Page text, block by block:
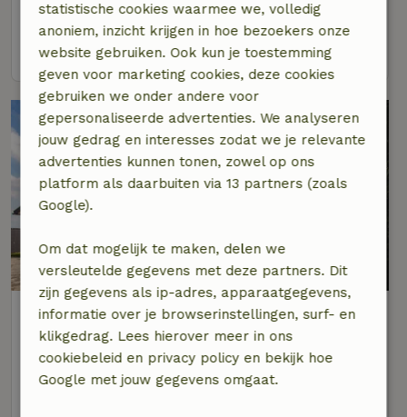
2 personen1 slaapkamer
bekijk
Natuurhuisje in Montfoort
Op 7 km afstand van Woerden
8,3/10
12 personen6 slaapkamers
statistische cookies waarmee we, volledig
anoniem, inzicht krijgen in hoe bezoekers onze
website gebruiken. Ook kun je toestemming
geven voor marketing cookies, deze cookies
gebruiken we onder andere voor
gepersonaliseerde advertenties. We analyseren
jouw gedrag en interesses zodat we je relevante
advertenties kunnen tonen, zowel op ons
platform als daarbuiten via 13 partners (zoals
Google).
Om dat mogelijk te maken, delen we
versleutelde gegevens met deze partners. Dit
zijn gegevens als ip-adres, apparaatgegevens,
informatie over je browserinstellingen, surf- en
klikgedrag. Lees hierover meer in ons
cookiebeleid en privacy policy en bekijk hoe
Google met jouw gegevens omgaat.